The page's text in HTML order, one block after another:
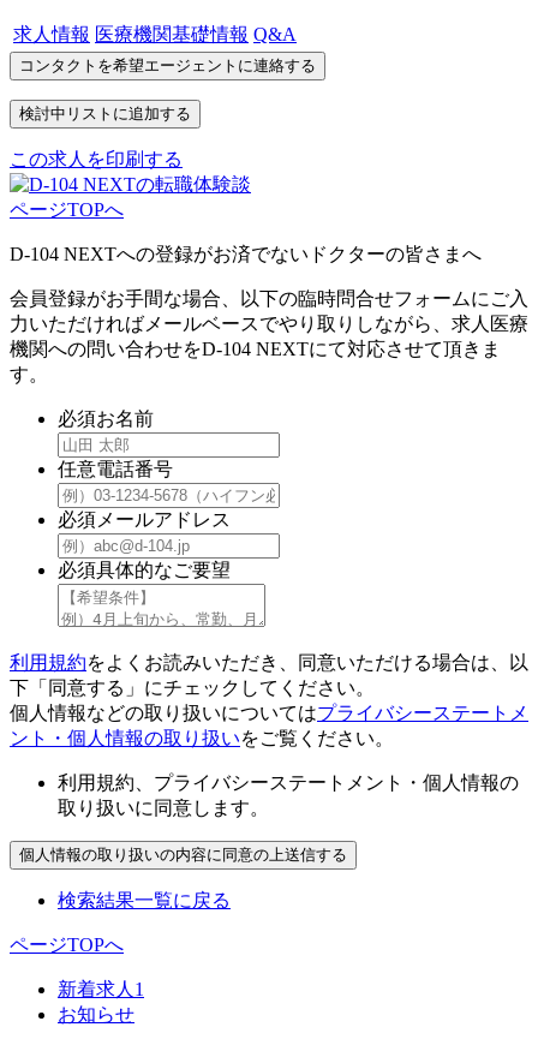
求人情報 医療機関基礎情報 Q&A
この求人を印刷する
ページTOPへ
D-104 NEXTへの登録がお済でないドクターの皆さまへ
会員登録がお手間な場合、以下の臨時問合せフォームにご入
力いただければメールベースでやり取りしながら、求人医療
機関への問い合わせをD-104 NEXTにて対応させて頂きま
す。
必須お名前
任意電話番号
必須 メールアドレス
必須具体的なご要望
利用規約をよくお読みいただき、同意いただける場合は、以
下「同意する」にチェックしてください。
個人情報などの取り扱いについてはプライバシーステートメ
ント・個人情報の取り扱いをご覧ください。
利用規約、プライバシーステートメント・個人情報の
取り扱いに同意します。
検索結果一覧に戻る
ページTOPへ
新着求人 1
お知らせ